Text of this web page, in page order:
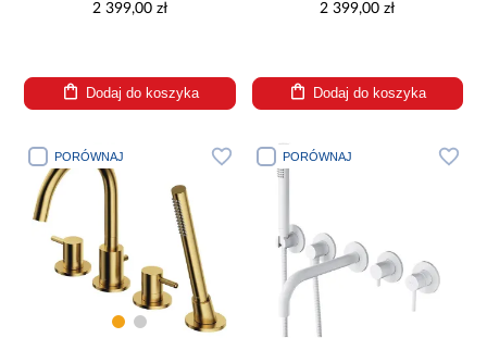
2 399,00 zł
Dodaj do koszyka
2 399,00 zł
Dodaj do koszyka
PORÓWNAJ PORÓWNAJ